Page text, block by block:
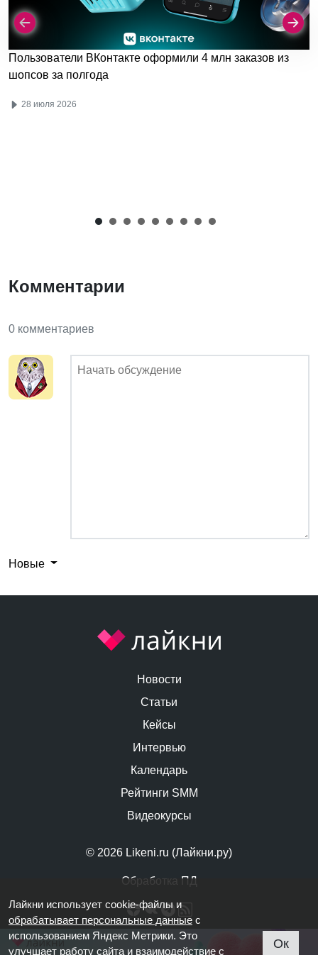
Пользователи ВКонтакте оформили 4 млн заказов из
шопсов за полгода
28 июля 2026
Комментарии
0 комментариев
Новые
© 2026 Likeni.ru (Лайкни.ру)
Обработка ПД
Новости
Статьи
Кейсы
Интервью
Календарь
Рейтинги SMM
Видеокурсы
Лайкни использует cookie-файлы и
обрабатывает персональные данные с
использованием Яндекс Метрики. Это
улучшает работу сайта и взаимодействие с
Ок